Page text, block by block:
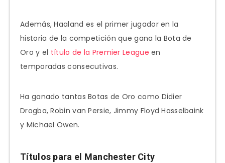
Además, Haaland es el primer jugador en la
historia de la competición que gana la Bota de
Oro y el título de la Premier League en
temporadas consecutivas.
Ha ganado tantas Botas de Oro como Didier
Drogba, Robin van Persie, Jimmy Floyd Hasselbaink
y Michael Owen.
Títulos para el Manchester City